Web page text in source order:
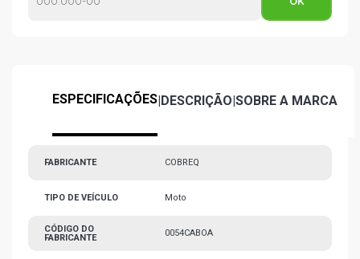
ESPECIFICAÇÕES|DESCRIÇÃO|SOBRE A MARCA
FABRICANTE COBREQ
TIPO DE VEÍCULO Moto
CÓDIGO DO
FABRICANTE
0054CABOA